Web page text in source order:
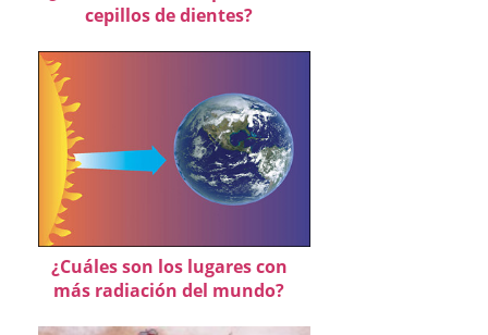
cepillos de dientes?
¿Cuáles son los lugares con
más radiación del mundo?